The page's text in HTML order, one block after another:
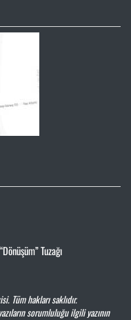
Tuzağı
. Tüm hakları saklıdır.
sorumluluğu ilgili yazının